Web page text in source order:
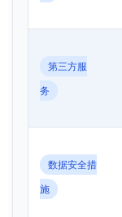
第三方服
务
数据安全措
施